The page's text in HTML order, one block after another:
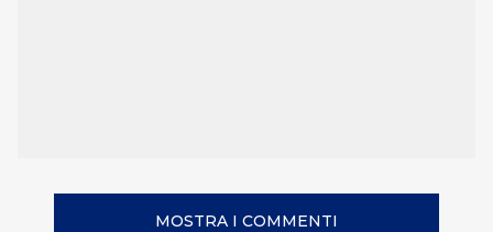
MOSTRA I COMMENTI